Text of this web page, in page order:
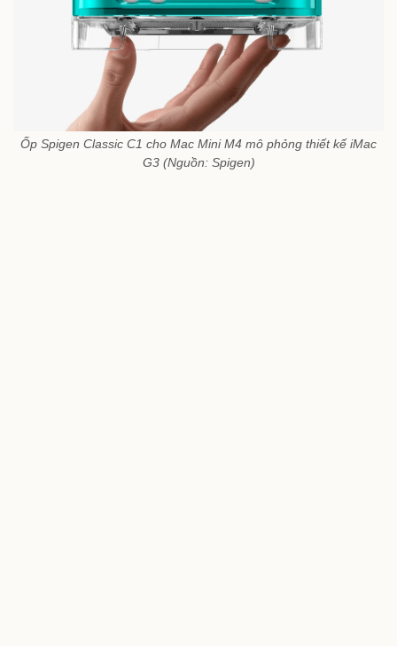
Ốp Spigen Classic C1 cho Mac Mini M4 mô phỏng thiết kế iMac
G3 (Nguồn: Spigen)